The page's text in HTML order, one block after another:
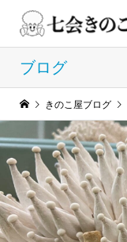
ブログ
きのこ屋ブログ